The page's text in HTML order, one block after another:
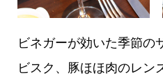
ビネガーが効いた季節の
ビスク、豚ほほ肉のレン